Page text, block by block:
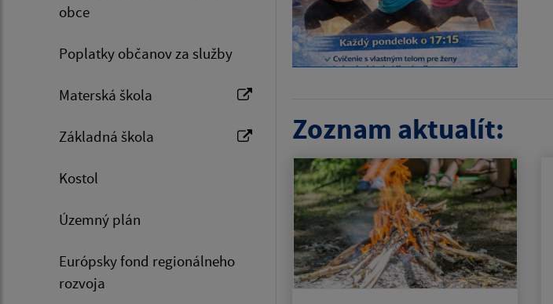
obce
Poplatky občanov za služby
Materská škola
Základná škola
Kostol
Územný plán
Európsky fond regionálneho
rozvoja
Zoznam aktualít: